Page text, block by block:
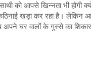
को आपसे खिन्नता भी
खड़ा कर रहा है। लेकिन
घर वालों के गुस्से का